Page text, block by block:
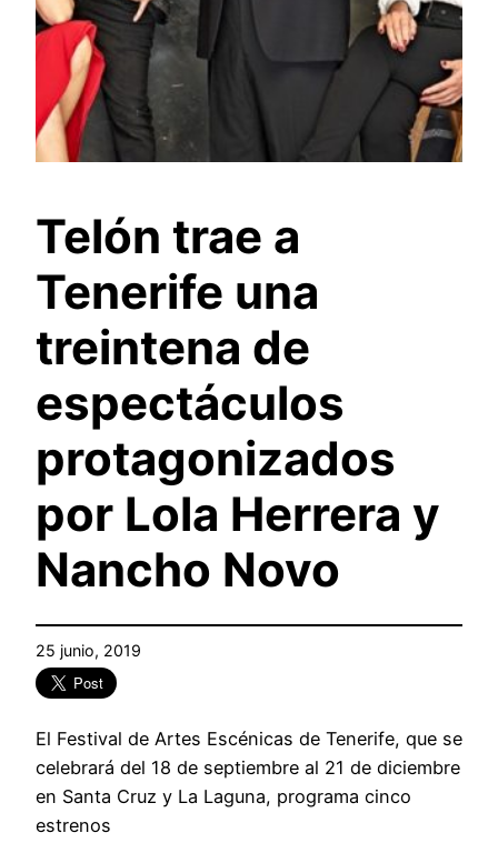
Telón trae a
Tenerife una
treintena de
espectáculos
protagonizados
por Lola Herrera y
Nancho Novo
25 junio, 2019
El Festival de Artes Escénicas de Tenerife, que se
celebrará del 18 de septiembre al 21 de diciembre
en Santa Cruz y La Laguna, programa cinco
estrenos